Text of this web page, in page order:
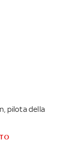
pilota della